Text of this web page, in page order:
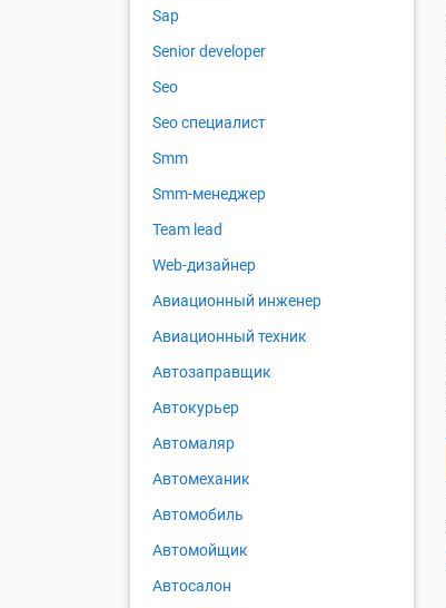
Sap
Senior developer
Seo
Seo специалист
Smm
Smm-менеджер
Team lead
Web-дизайнер
Авиационный инженер
Авиационный техник
Автозаправщик
Автокурьер
Автомаляр
Автомеханик
Автомобиль
Автомойщик
Автосалон